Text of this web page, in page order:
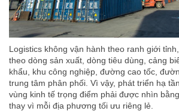
Logistics không vận hành theo ranh giới
theo dòng sản xuất, dòng tiêu dùng, cảng
khẩu, khu công nghiệp, đường cao tốc,
trung tâm phân phối. Vì vậy, phát triển hạ
vùng kinh tế trọng điểm phải được nhìn
thay vì mỗi địa phương tối ưu riêng lẻ.